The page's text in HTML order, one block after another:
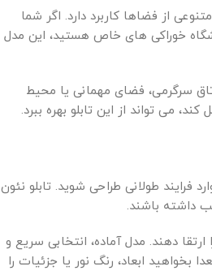
از فضاها کاربرد دارد. اگر شما
خوراکی های خاص هستید، این مدل
سرگرمی، فضای مهمانی یا محیط
می تواند از این تابلو بهره ببرد.
طولانی طراحی شوید. تابلو نئون
داشته باشند.
دهند. مدل آماده، انتخابی سریع و
ابعاد، رنگ نور یا جزئیات را